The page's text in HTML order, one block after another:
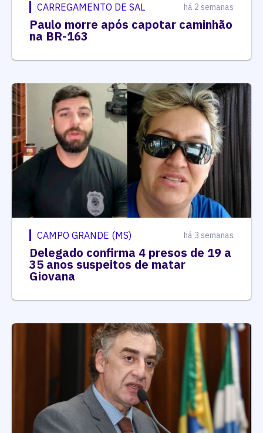
CARREGAMENTO DE SAL há 2 semanas
Paulo morre após capotar caminhão
na BR-163
CAMPO GRANDE (MS) há 3 semanas
Delegado confirma 4 presos de 19 a
35 anos suspeitos de matar
Giovana